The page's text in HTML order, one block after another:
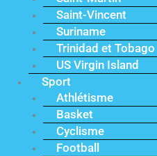
Saint-Vincent
Suriname
Trinidad et Tobago
US Virgin Island
Sport
Athlétisme
Basket
Cyclisme
Football